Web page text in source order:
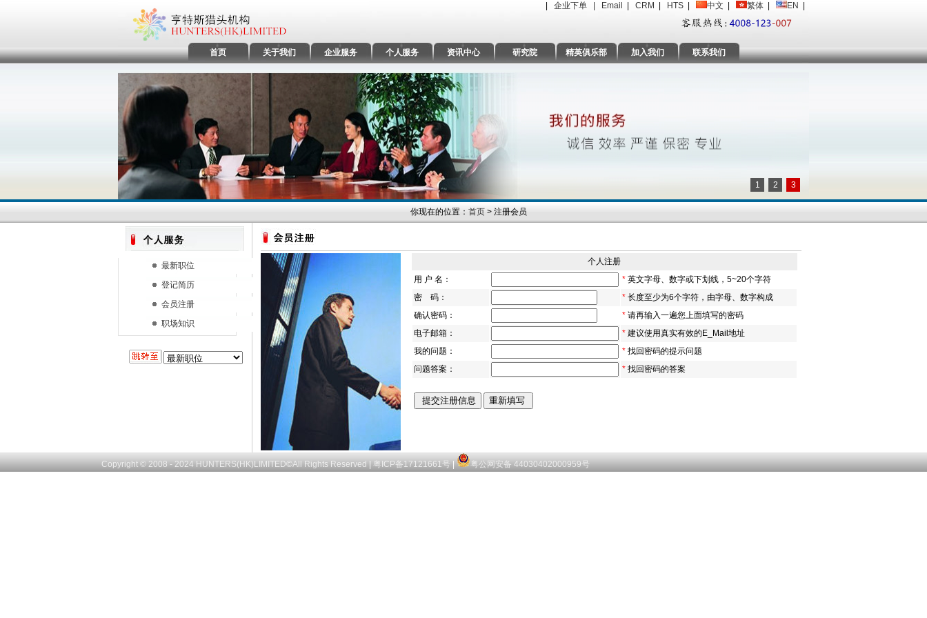
企业下单 | Email CRM HTS 中文 繁体 EN
首页 关于我们 企业服务 个人服务 资讯中心 研究院 精英俱乐部 加入我们 联系我们
1 2 3
你现在的位置： 首页 > 注册会员
最新职位
登记简历
会员注册
职场知识
个人注册
用 户 名：
*英文字母、数字或下划线，5~20个字符
密 码：
*长度至少为6个字符，由字母、数字构成
确认密码：
*请再输入一遍您上面填写的密码
电子邮箱：
*建议使用真实有效的E_Mail地址
我的问题：
*找回密码的提示问题
问题答案：
*找回密码的答案
Copyright © 2008 - 2024HUNTERS(HK)LIMITED©All Rights Reserved|粤ICP备17121661号| 粤公网安备 44030402000959号